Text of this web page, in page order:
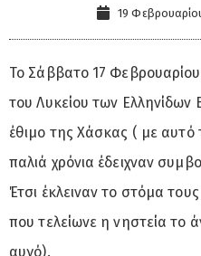
19
Το Σάββατο 17
του Λυκείου των
έθιμο της Χάσκας ( με αυτό
παλιά χρόνια έδειχναν
Έτσι έκλειναν το στόμα
που τελείωνε η νηστεία το
αυγό).